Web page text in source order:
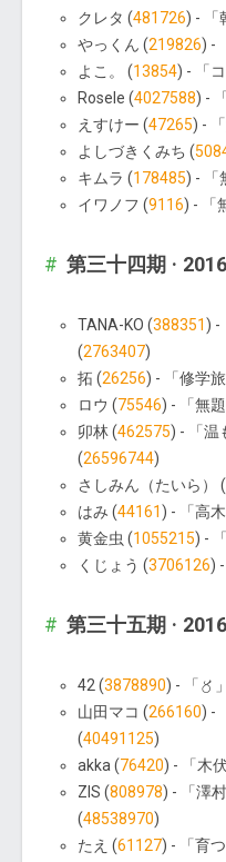
クレタ (481726) - 「
やっくん (219826) -
よこ。 (13854) - 「
Rosele (4027588) -
えすけー (47265) -
よしづきくみち (
キムラ (178485) - 「
イワノフ (9116) - 「
第三十四期 ·
TANA-KO (388351 ) -
(2763407)
拓 (26256) - 「修学
ロウ (75546) - 「無
卯林 (462575) - 「温
(26596744)
さしみん（たいら） (
はみ (44161 ) - 「高
黄金虫 (1055215) -
くじょう (3706126)
第三十五期 ·
42 (3878890) - 「〥
山田マコ (266160) -
(40491125)
akka (76420) - 「木
ZIS (808978) - 「澤
(48538970)
たえ (61127) - 「育